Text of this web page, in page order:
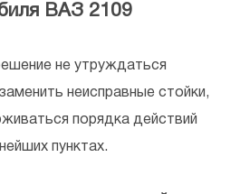
ВАЗ 2109
не утруждаться
неисправные стойки,
порядка действий
пунктах.